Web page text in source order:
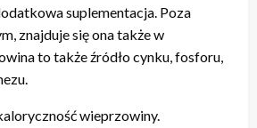
suplementacja. Poza
znajduje się ona także w
to także źródło cynku, fosforu,
wieprzowiny.